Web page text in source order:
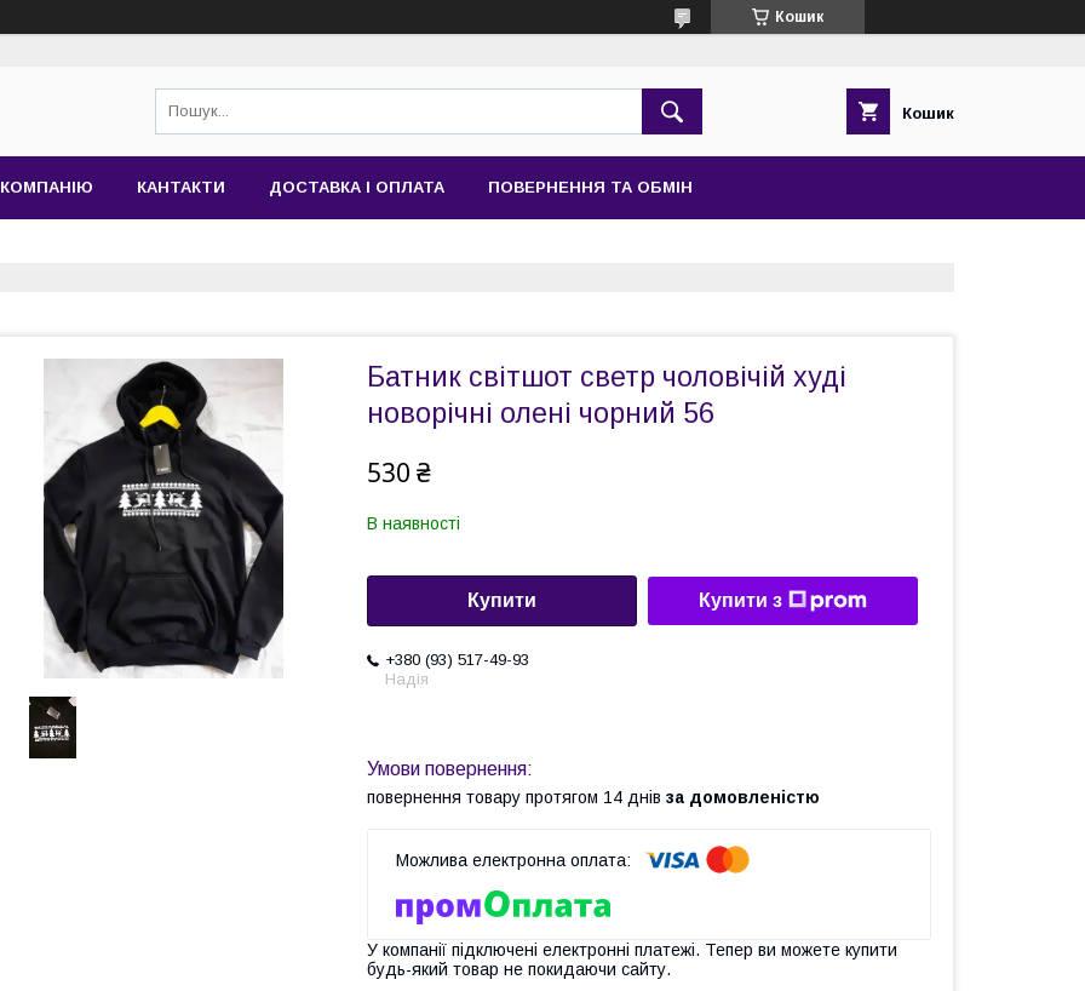
Кошик
Кошик
КАНТАКТИ ДОСТАВКА І ОПЛАТА ПОВЕРНЕННЯ ТА ОБМІН
Батник світшот светр чоловічій худі
новорічні олені чорний 56
530 ₴
В наявності
Купити Купити з
+380 (93) 517-49-93
Надія
повернення товару протягом 14 днів за домовленістю
У компанії підключені електронні платежі. Тепер ви можете купити
будь-який товар не покидаючи сайту.